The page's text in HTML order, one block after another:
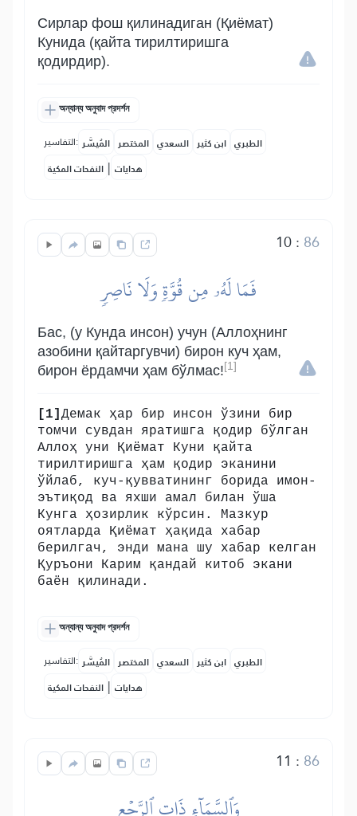
Сирлар фош қилинадиган (Қиёмат)
Кунида (қайта тирилтиришга
қодирдир).
অন্যান্য অনুবাদ প্রদর্শন
التفاسير: المُيسَّر المختصر السعدي ابن كثير الطبري
النفحات المكية | هدايات
10: 86
فَمَا لَهُۥ مِن قُوَّةٖ وَلَا نَاصِرٖ
Бас, (у Кунда инсон) учун (Аллоҳнинг
азобини қайтаргувчи) бирон куч ҳам,
бирон ёрдамчи ҳам бўлмас! [1]
[1] Демак ҳар бир инсон ўзини бир
томчи сувдан яратишга қодир бўлган
Аллоҳ уни Қиёмат Куни қайта
тирилтиришга ҳам қодир эканини
ўйлаб, куч-қувватининг борида имон-
эътиқод ва яхши амал билан ўша
Кунга ҳозирлик кўрсин. Мазкур
оятларда Қиёмат ҳақида хабар
берилгач, энди мана шу хабар келган
Қуръони Карим қандай китоб экани
баён қилинади.
অন্যান্য অনুবাদ প্রদর্শন
التفاسير: المُيسَّر المختصر السعدي ابن كثير الطبري
النفحات المكية | هدايات
11 : 86
وَٱلسَّمَآءِ ذَاتِ ٱلرَّجۡعِ